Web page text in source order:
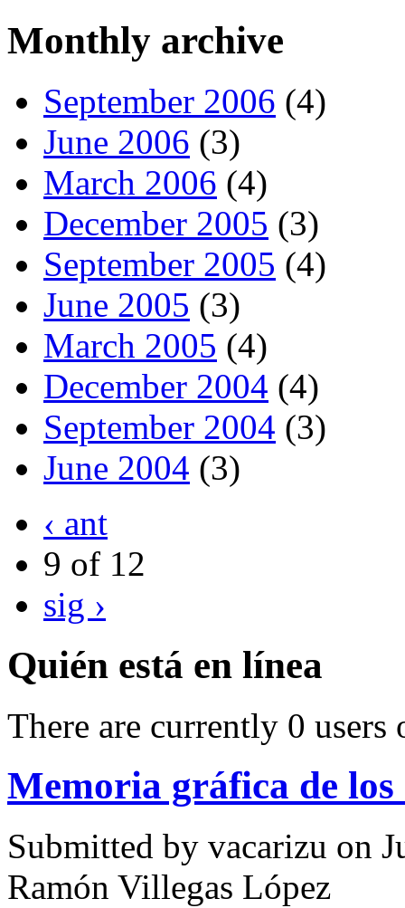
Monthly archive
September 2006 (4)
June 2006 (3)
March 2006 (4)
December 2005 (3)
September 2005 (4)
June 2005 (3)
March 2005 (4)
December 2004 (4)
September 2004 (3)
June 2004 (3)
‹ ant
9 of 12
sig ›
Quién está en línea
There are currently 0 users
Memoria gráfica de
Submitted by vacarizu on
Ramón Villegas López